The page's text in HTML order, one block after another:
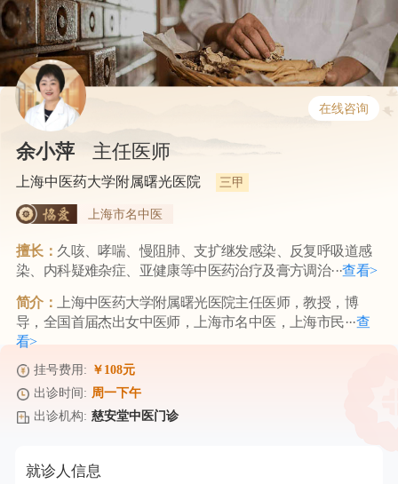
在线咨询
余小萍 主任医师
上海中医药大学附属曙光医院 三甲
上海市名中医
擅长： 久咳、哮喘、慢阻肺、支扩继发感染、反复呼吸道感
染、内科疑难杂症、亚健康等中医药治疗及膏方调治···查看>
简介：
上海中医药大学附属曙光医院主任医师，教授，博
导，全国首届杰出女中医师，上海市名中医，上海市民···查
看>
挂号费用: ￥108元
出诊时间: 周一下午
出诊机构: 慈安堂中医门诊
就诊人信息